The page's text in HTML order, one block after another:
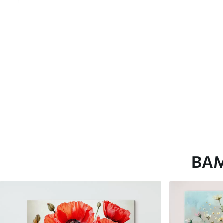
✓ Стійкість до вицвітання
✓Безпечне чорнило без запаху
Яскраві, насичені
Стійкість до
Безпечне чорнило